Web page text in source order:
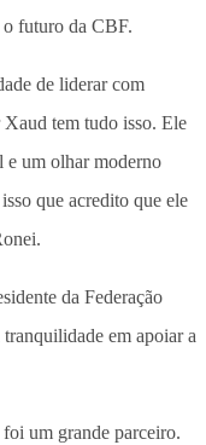
o futuro da CBF.
de liderar com
tem tudo isso. Ele
e um olhar moderno
que acredito que ele
da Federação
em apoiar a
um grande parceiro.